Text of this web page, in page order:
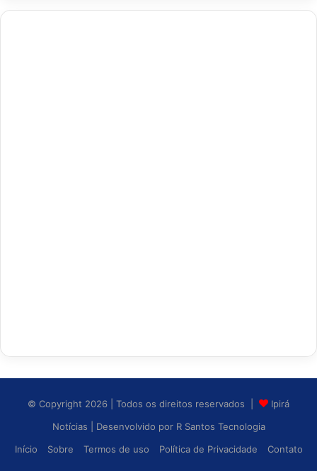
© Copyright 2026 | Todos os direitos reservados |
Ipirá
Notícias
| Desenvolvido por R Santos Tecnologia
Início
Sobre Termos de uso Política de Privacidade Contato